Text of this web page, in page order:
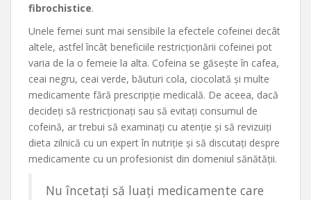
fibrochistice.
Unele femei sunt mai sensibile la efectele cofeinei decât
altele, astfel încât beneficiile restricționării cofeinei pot
varia de la o femeie la alta. Cofeina se găsește în cafea,
ceai negru, ceai verde, băuturi cola, ciocolată și multe
medicamente fără prescripție medicală. De aceea, dacă
decideți să restricționați sau să evitați consumul de
cofeină, ar trebui să examinați cu atenție și să revizuiți
dieta zilnică cu un expert în nutriție și să discutați despre
medicamente cu un profesionist din domeniul sănătății.
Nu încetați să luați medicamente care